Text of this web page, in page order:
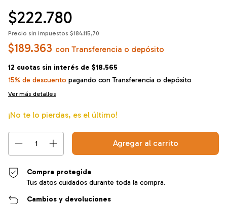
$222.780
Precio sin impuestos $184.115,70
$189.363 con Transferencia o depósito
12 cuotas sin interés de $18.565
15% de descuento pagando con Transferencia o depósito
Ver más detalles
¡No te lo pierdas, es el último!
Compra protegida
Tus datos cuidados durante toda la compra.
Cambios y devoluciones